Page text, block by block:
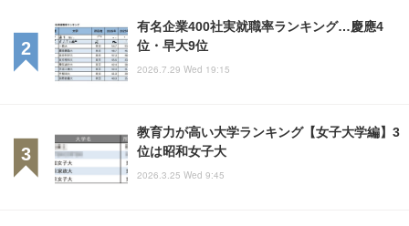
有名企業400社実就職率ランキング…慶應4
位・早大9位
2026.7.29 Wed 19:15
教育力が高い大学ランキング【女子大学編】3
位は昭和女子大
2026.3.25 Wed 9:45